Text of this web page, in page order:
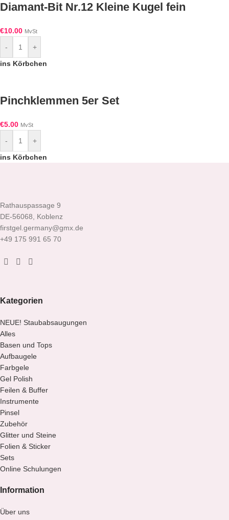
Diamant-Bit Nr.12 Kleine Kugel fein
€10.00 MvSt
-
+
ins Körbchen
Pinchklemmen 5er Set
€5.00 MvSt
-
+
ins Körbchen
Rathauspassage 9
DE-56068, Koblenz
firstgel.germany@gmx.de
+49 175 991 65 70
Kategorien
NEUE! Staubabsaugungen
Alles
Basen und Tops
Aufbaugele
Farbgele
Gel Polish
Feilen & Buffer
Instrumente
Pinsel
Zubehör
Glitter und Steine
Folien & Sticker
Sets
Online Schulungen
Information
Über uns